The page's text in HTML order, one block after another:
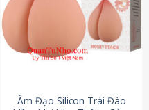
Âm Đạo Silicon Trái Đào